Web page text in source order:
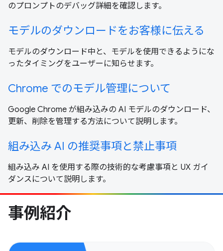
のプロンプトのデバッグ詳細を確認します。
モデルのダウンロードをお客様に伝える
モデルのダウンロード中と、モデルを使用できるようにな
ったタイミングをユーザーに知らせます。
Chrome でのモデル管理について
Google Chrome が組み込みの AI モデルのダウンロード、
更新、削除を管理する方法について説明します。
組み込み AI の推奨事項と禁止事項
組み込み AI を使用する際の技術的な考慮事項と UX ガイ
ダンスについて説明します。
事例紹介